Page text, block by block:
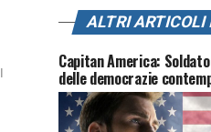
ALTRI ARTICOLI
Capitan America:
delle democrazie